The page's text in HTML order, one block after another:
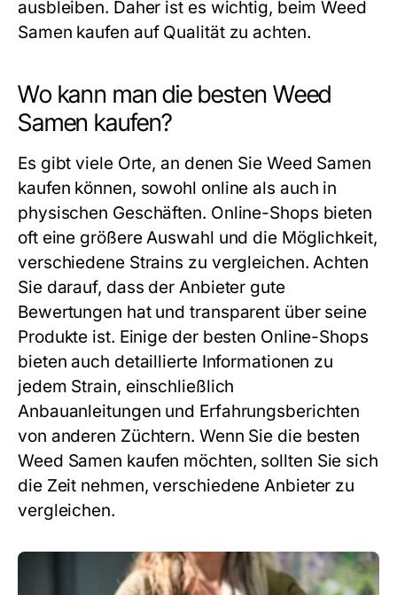
ausbleiben. Daher ist es wichtig, beim Weed
Samen kaufen auf Qualität zu achten.
Wo kann man die besten Weed
Samen kaufen?
Es gibt viele Orte, an denen Sie Weed Samen
kaufen können, sowohl online als auch in
physischen Geschäften. Online-Shops bieten
oft eine größere Auswahl und die Möglichkeit,
verschiedene Strains zu vergleichen. Achten
Sie darauf, dass der Anbieter gute
Bewertungen hat und transparent über seine
Produkte ist. Einige der besten Online-Shops
bieten auch detaillierte Informationen zu
jedem Strain, einschließlich
Anbauanleitungen und Erfahrungsberichten
von anderen Züchtern. Wenn Sie die besten
Weed Samen kaufen möchten, sollten Sie sich
die Zeit nehmen, verschiedene Anbieter zu
vergleichen.